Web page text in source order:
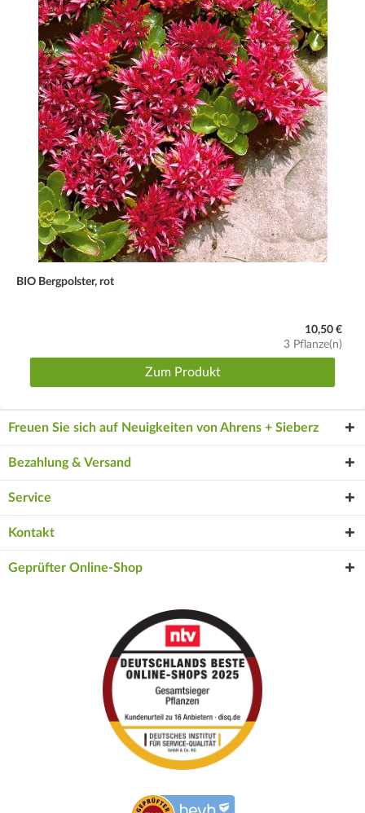
BIO Bergpolster, rot
10,50 €
3 Pflanze(n)
Zum Produkt
Freuen Sie sich auf Neuigkeiten von Ahrens + Sieberz
Bezahlung & Versand
Service
Kontakt
Geprüfter Online-Shop